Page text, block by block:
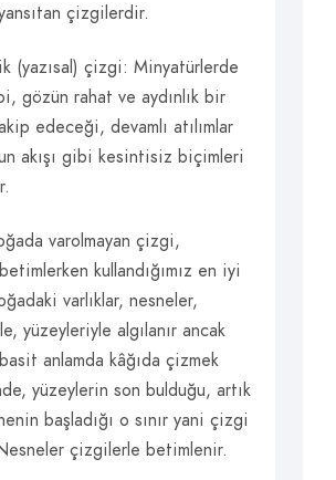
çizgilerdir.
(yazısal) çizgi: Minyatürlerde
gözün rahat ve aydınlık bir
edeceği, devamlı atılımlar
akışı gibi kesintisiz biçimleri
varolmayan çizgi,
kullandığımız en iyi
varlıklar, nesneler,
yüzeyleriyle algılanır ancak
anlamda kâğıda çizmek
yüzeylerin son bulduğu, artık
başladığı o sınır yani çizgi
çizgilerle betimlenir.